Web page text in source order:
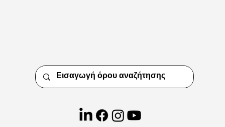
Short. Precise. Effective.